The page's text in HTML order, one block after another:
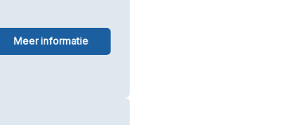
Meer informatie